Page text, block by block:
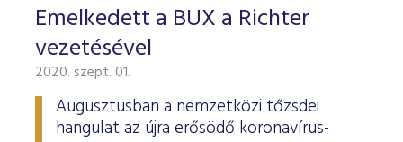
Emelkedett a BUX a Richter
vezetésével
2020. szept. 01.
Augusztusban a nemzetközi tőzsdei
hangulat az újra erősödő koronavírus-